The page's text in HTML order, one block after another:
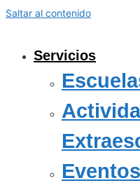
Saltar al contenido
Servicios